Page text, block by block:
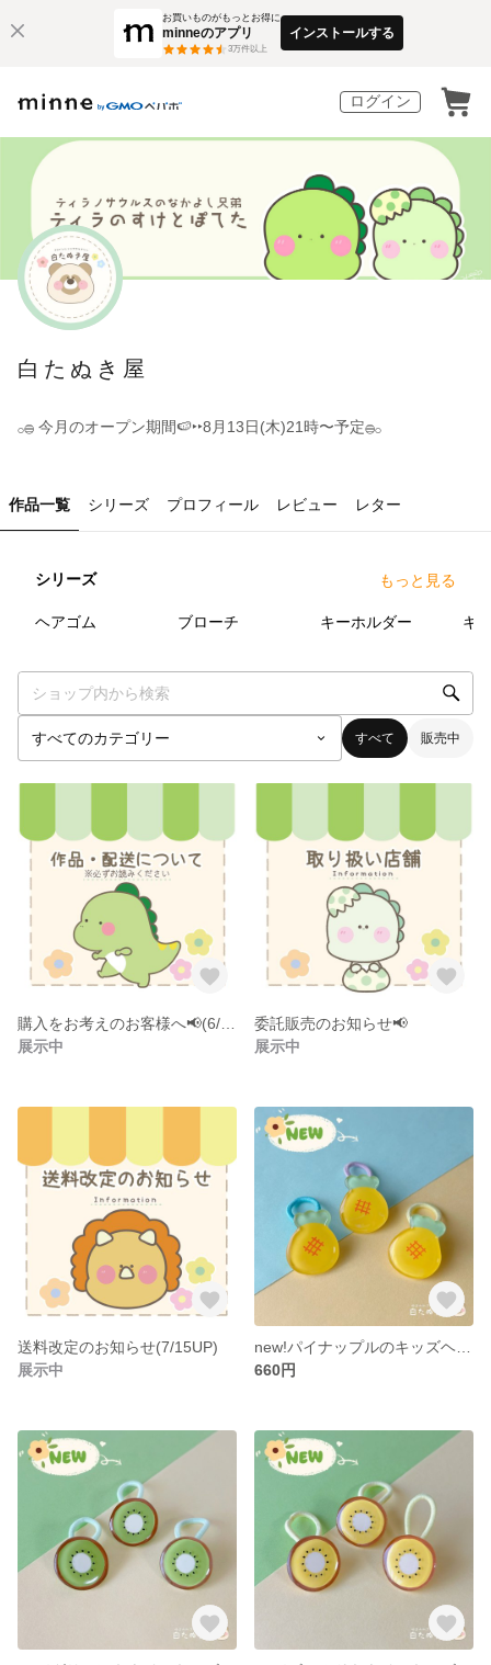
お買いものがもっとお得に
minneのアプリ
3万件以上
インストールする
ログイン
白たぬき屋
𓂂𓐍 今月のオープン期間🍉‣‣8月13日(木)21時〜予定𓐍𓂂
作品一覧 シリーズ プロフィール レビュー レター
シリーズ もっと見る
ヘアゴム ブローチ キーホルダー キ
すべて 販売中
展示中
委託販売のお知らせ📢
展示中
送料改定のお知らせ(7/15UP)
展示中
660円